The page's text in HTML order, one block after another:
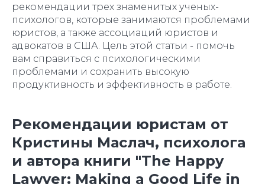
рекомендации трех знаменитых ученых-
психологов, которые занимаются проблемами
юристов, а также ассоциаций юристов и
адвокатов в США. Цель этой статьи - помочь
вам справиться с психологическими
проблемами и сохранить высокую
продуктивность и эффективность в работе.
Рекомендации юристам от
Кристины Маслач, психолога
и автора книги "The Happy
Lawyer: Making a Good Life in